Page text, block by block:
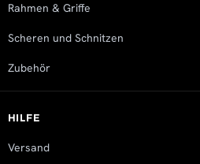
Rahmen & Griffe
Scheren und Schnitzen
Zubehör
HILFE
Versand